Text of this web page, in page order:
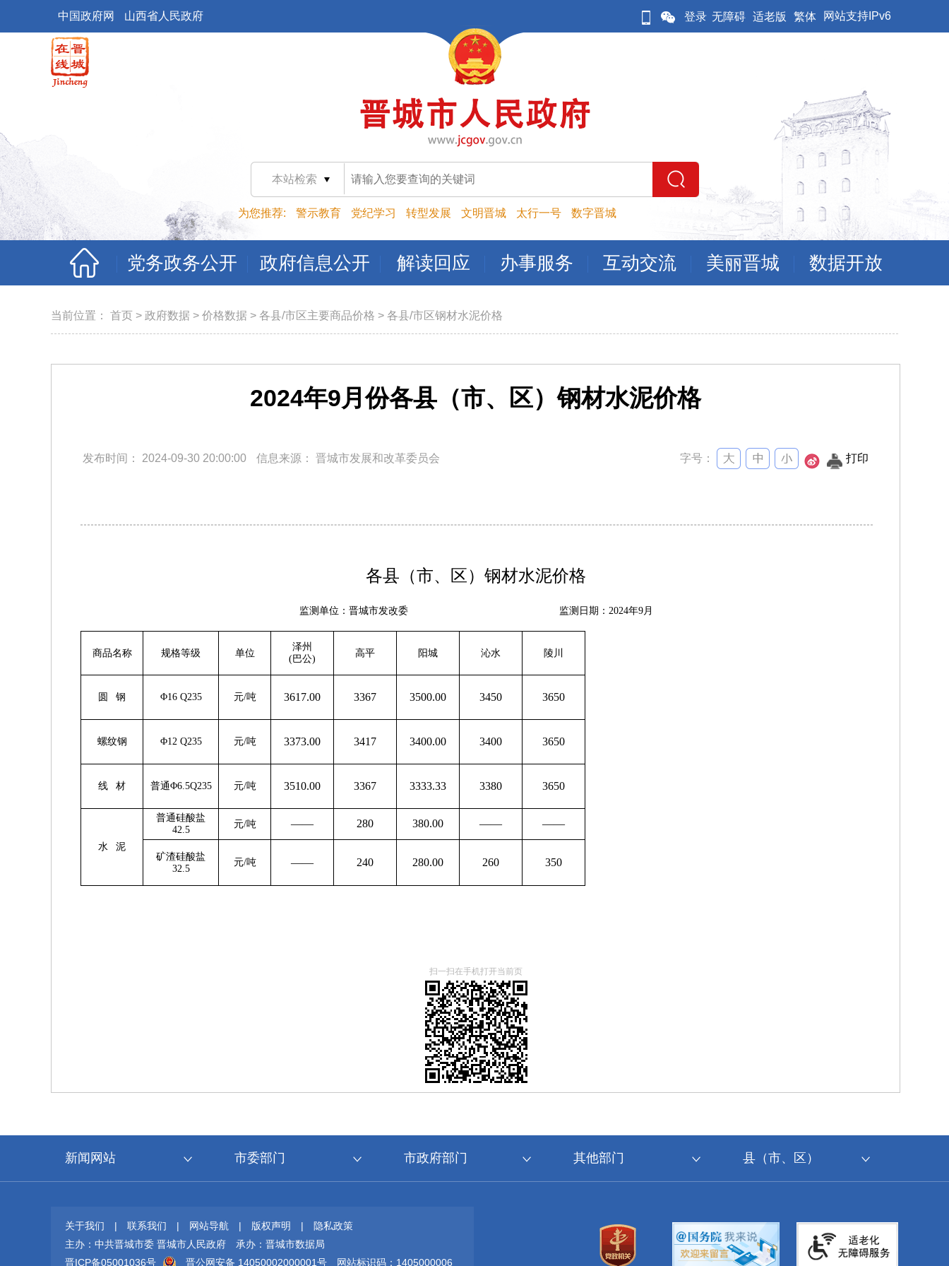
中国政府网 山西省人民政府 登录 无障碍 适老版 繁体 网站支持IPv6
本站检索
为您推荐: 警示教育 党纪学习 转型发展 文明晋城 太行一号 数字晋城
党务政务公开 政府信息公开 解读回应 办事服务 互动交流 美丽晋城 数据开放
当前位置： 首页 > 政府数据 > 价格数据 > 各县/市区主要商品价格 > 各县/市区钢材水泥价格
2024年9月份各县（市、区）钢材水泥价格
发布时间： 2024-09-30 20:00:00 信息来源： 晋城市发展和改革委员会 字号： 打印
各县（市、区）钢材水泥价格
监测单位：晋城市发改委 监测日期： 2024年9月
商品名称 规格等级 单位
泽州
(巴公)
高平 阳城 沁水 陵川
圆 钢 Φ16 Q235 元/吨 3617.00 3367 3500.00 3450 3650
螺纹钢 Φ12 Q235 元/吨 3373.00 3417 3400.00 3400 3650
线 材 普通Φ6.5Q235 元/吨 3510.00 3367 3333.33 3380 3650
水 泥
普通硅酸盐
42.5
元/吨 —— 280 380.00 —— ——
矿渣硅酸盐
32.5
元/吨 —— 240 280.00 260 350
扫一扫在手机打开当前页
新闻网站 市委部门 市政府部门 其他部门 县（市、区）
关于我们 | 联系我们 | 网站导航 | 版权声明 |
隐私政策
主办：中共晋城市委 晋城市人民政府
承办：晋城市数据局
晋ICP备05001036号
晋公网安备 14050002000001号 网站标识码：1405000006